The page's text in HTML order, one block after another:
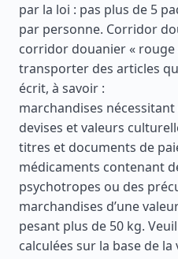
par la loi : pas plus de 5
par personne. Corridor
corridor douanier « rouge
transporter des articles
écrit, à savoir :
marchandises
devises et valeurs
titres et documents de
médicaments contenant
psychotropes ou des
marchandises d’une
pesant plus de 50 kg.
calculées sur la base de